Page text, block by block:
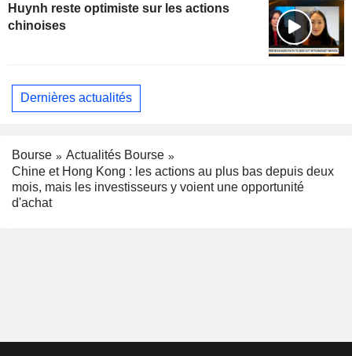
Huynh reste optimiste sur les actions
chinoises
Dernières actualités
Bourse
Actualités Bourse
Chine et Hong Kong : les actions au plus bas depuis deux
mois, mais les investisseurs y voient une opportunité
d'achat